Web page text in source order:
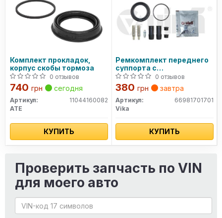
Комплект прокладок,
корпус скобы тормоза
0 отзывов
740 грн сегодня
Артикул:
11044160082
ATE
КУПИТЬ
Ремкомплект переднего
суппорта с
направляющими
0 отзывов
380 грн завтра
Артикул:
66981701701
Vika
КУПИТЬ
Проверить запчасть по VIN
для моего авто